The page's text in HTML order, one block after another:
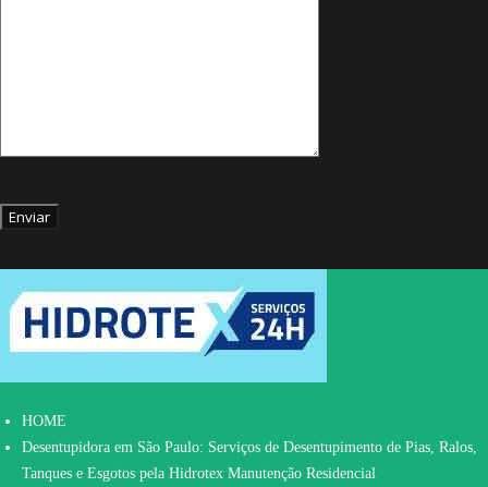
HOME
Desentupidora em São Paulo: Serviços de Desentupimento de Pias, Ralos,
Tanques e Esgotos pela Hidrotex Manutenção Residencial